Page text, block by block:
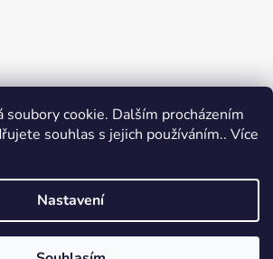
soubory cookie. Dalším procházením
souhlas s jejich používáním.. Více
Nastavení
Ochrana osobních údajů